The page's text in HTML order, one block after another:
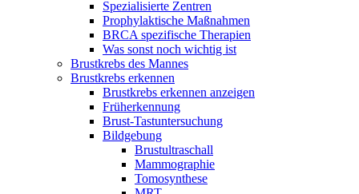
Spezialisierte Zentren
Prophylaktische Maßnahmen
BRCA spezifische Therapien
Was sonst noch wichtig ist
Brustkrebs des Mannes
Brustkrebs erkennen
Brustkrebs erkennen anzeigen
Früherkennung
Brust-Tastuntersuchung
Bildgebung
Brustultraschall
Mammographie
Tomosynthese